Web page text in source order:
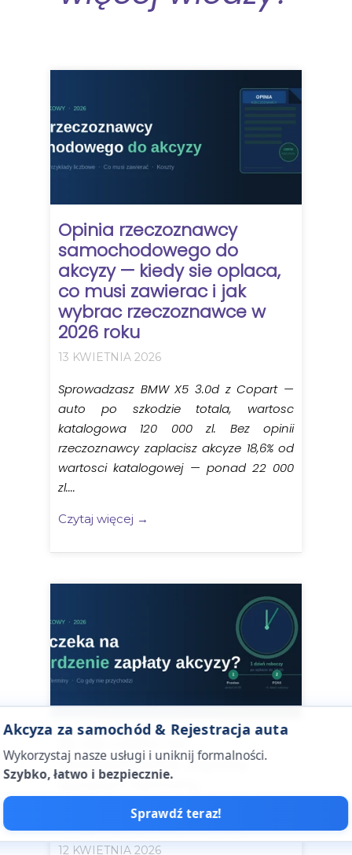
Akcyza za samochód & Rejestracja auta
Wykorzystaj nasze usługi i uniknij formalności.
Szybko, łatwo i bezpiecznie.
Sprawdź teraz!
Opinia rzeczoznawcy
samochodowego do
akcyzy — kiedy sie oplaca,
co musi zawierac i jak
wybrac rzeczoznawce w
2026 roku
13 KWIETNIA 2026
Sprowadzasz BMW X5 3.0d z Copart —
auto po szkodzie totala, wartosc
katalogowa 120 000 zl. Bez opinii
rzeczoznawcy zaplacisz akcyze 18,6% od
wartosci katalogowej — ponad 22 000
zl....
Czytaj więcej →
potwierdzenie zaplaty
akcyzy? Terminy,
dokumenty i co robic gdy
nie przychodzi — 2026
12 KWIETNIA 2026